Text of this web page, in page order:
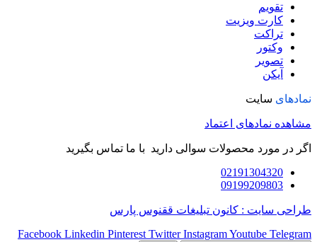
تقویم
کارت ویزیت
تراکت
وکتور
تصویر
آیکن
نمادهای سایت
مشاهده نمادهای اعتماد
اگر در مورد محصولات سوالی دارید با ما تماس بگیرید
02191304320
09199209803
طراحی سایت : کانون تبلیغات ققنوس پارس
Facebook Linkedin Pinterest Twitter InstagramYoutube Telegram